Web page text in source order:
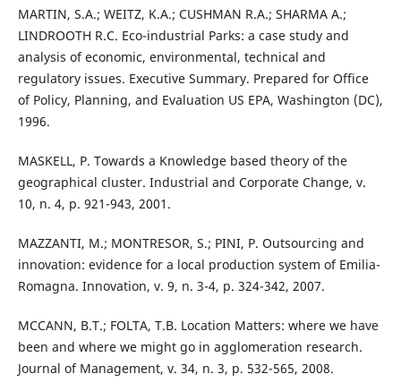
MARTIN, S.A.; WEITZ, K.A.; CUSHMAN R.A.; SHARMA A.;
LINDROOTH R.C. Eco-industrial Parks: a case study and
analysis of economic, environmental, technical and
regulatory issues. Executive Summary. Prepared for Office
of Policy, Planning, and Evaluation US EPA, Washington (DC),
1996.
MASKELL, P. Towards a Knowledge based theory of the
geographical cluster. Industrial and Corporate Change, v.
10, n. 4, p. 921-943, 2001.
MAZZANTI, M.; MONTRESOR, S.; PINI, P. Outsourcing and
innovation: evidence for a local production system of Emilia-
Romagna. Innovation, v. 9, n. 3-4, p. 324-342, 2007.
MCCANN, B.T.; FOLTA, T.B. Location Matters: where we have
been and where we might go in agglomeration research.
Journal of Management, v. 34, n. 3, p. 532-565, 2008.